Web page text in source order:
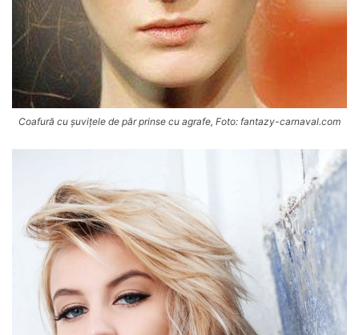
Coafură cu șuvițele de păr prinse cu agrafe, Foto: fantazy-carnaval.com